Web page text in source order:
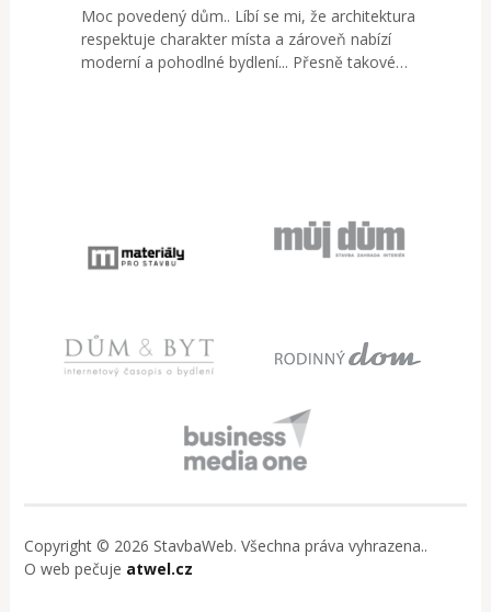
Moc povedený dům.. Líbí se mi, že architektura
respektuje charakter místa a zároveň nabízí
moderní a pohodlné bydlení... Přesně takové…
Copyright © 2026 StavbaWeb. Všechna práva vyhrazena..
O web pečuje atwel.cz